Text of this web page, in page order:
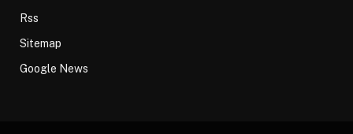
Rss
Sitemap
Google News